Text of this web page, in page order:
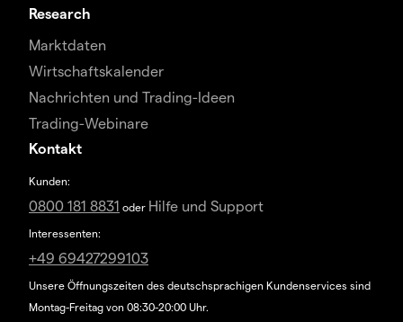
Research
Marktdaten
Wirtschaftskalender
Nachrichten und Trading-Ideen
Trading-Webinare
Kontakt
Kunden:
0800 181 8831 oder Hilfe und Support
Interessenten:
+49 69427299103
Unsere Öffnungszeiten des deutschsprachigen Kundenservices sind
Montag-Freitag von 08:30-20:00 Uhr.